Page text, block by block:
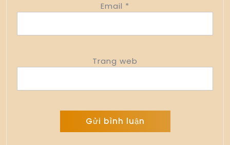
Email *
Trang web